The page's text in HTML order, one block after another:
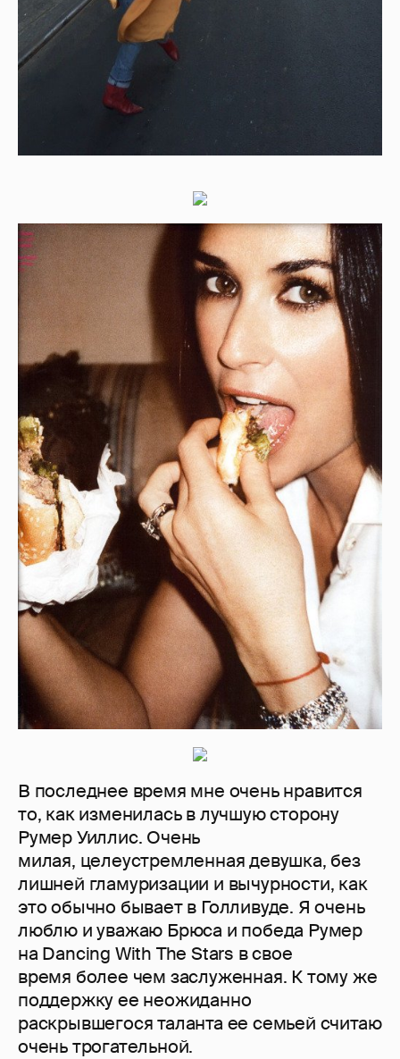
В последнее время мне очень нравится
то, как изменилась в лучшую сторону
Румер Уиллис. Очень
милая, целеустремленная девушка, без
лишней гламуризации и вычурности, как
это обычно бывает в Голливуде. Я очень
люблю и уважаю Брюса и победа Румер
на Dancing With The Stars в свое
время более чем заслуженная. К тому же
поддержку ее неожиданно
раскрывшегося таланта ее семьей считаю
очень трогательной.